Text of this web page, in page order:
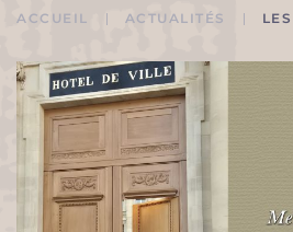
ACCUEIL ACTUALITÉS